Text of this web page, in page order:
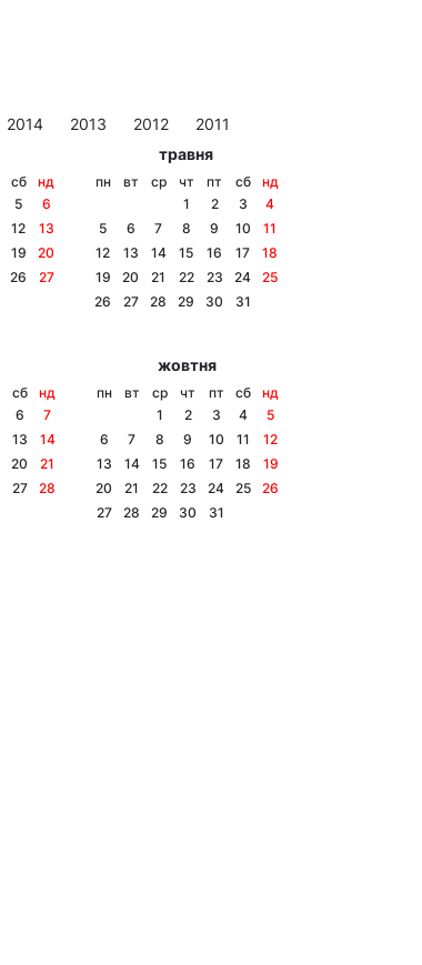
2014 2013 2012
2011
сб
нд
5
6
12
13
19
20
26
27
травня
пн вт ср чт пт сб
нд
1
2 3
4
5
6 7 8 9 10
11
12
13 14 15 16 17
18
19
20 21 22 23 24
25
26
27 28 29 30 31
сб
нд
6
7
13
14
20
21
27
28
жовтня
пн вт ср чт пт сб
нд
1
2 3 4
5
6
7 8 9 10 11
12
13
14 15 16 17 18
19
20
21 22 23 24 25
26
27
28 29 30 31